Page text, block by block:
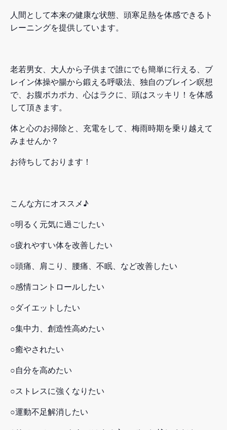
人間として本来の健康な状態、頭寒足熱を体感できるト
レーニングを提供しています。
老若男女、大人から子供まで誰にでも簡単に行える、ブ
レイン体操や腸から鍛える呼吸法、独自のブレイン瞑想
で、お腹ポカポカ、心はラクに、頭はスッキリ！を体感
して頂きます。
体と心のお掃除と、充電をして、梅雨時期を乗り越えて
みませんか？
お待ちしております！
こんな方にオススメ♪
○明るく元気に過ごしたい
○疲れやすい体を改善したい
○頭痛、肩こり、腰痛、不眠、など改善したい
○感情コントロールしたい
○ダイエットしたい
○集中力、創造性高めたい
○癒やされたい
○自分を高めたい
○ストレスに強くなりたい
○運動不足解消したい